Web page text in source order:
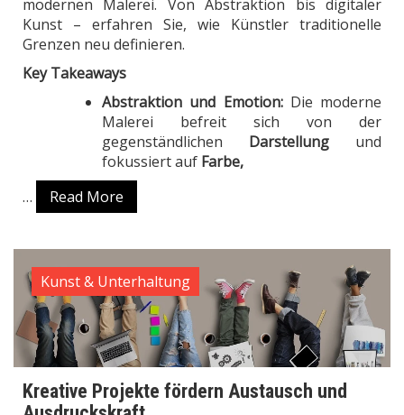
modernen Malerei. Von Abstraktion bis digitaler
Kunst – erfahren Sie, wie Künstler traditionelle
Grenzen neu definieren.
Key Takeaways
Abstraktion und Emotion:Die moderne
Malerei befreit sich von der
gegenständlichen Darstellung und
fokussiert auf Farbe,
…
Read More
Kunst & Unterhaltung
Kreative Projekte fördern Austausch und